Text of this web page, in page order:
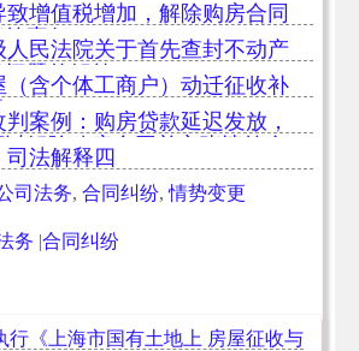
致增值税增加，解除购房合同
约责任
人民法院关于首先查封不动产
问题的解答
（含个体工商户）动迁征收补
案例：购房贷款延迟发放，
以解除购房合同并主张违约金
司法解释四
司法务, 合同纠纷,情势变更
务 |合同纠纷
行《上海市国有土地上 房屋征收与